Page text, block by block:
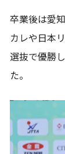
卒業後は愛
カレや日本
選抜で優勝
た。